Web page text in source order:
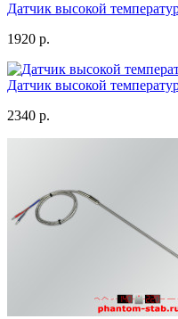
Датчик высокой
1920 р.
Датчик высокой
2340 р.